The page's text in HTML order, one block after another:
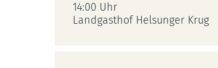
14:00 Uhr
Landgasthof Helsunger Krug